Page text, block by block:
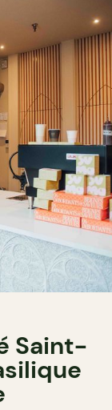
Saint-